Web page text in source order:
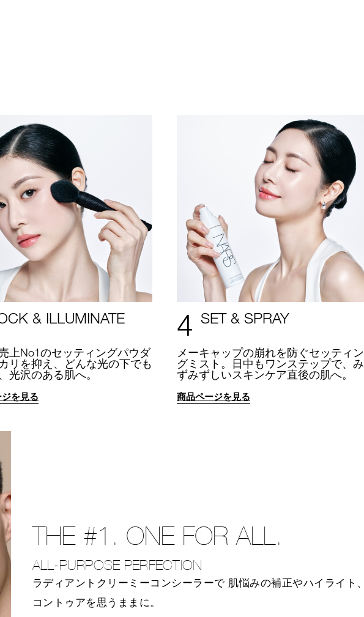
& ILLUMINATE
上No1のセッティングパウダ
リを抑え、どんな光の下でも
光沢のある肌へ。
を見る
4 SET & SPRAY
メーキャップの崩れを防ぐセッティン
グミスト。日中もワンステップで、み
ずみずしいスキンケア直後の肌へ。
商品ページを見る
THE #1. ONE FOR ALL.
ALL-PURPOSE PERFECTION
ラディアントクリーミーコンシーラーで 肌悩みの補正やハイライト
コントゥアを思うままに。